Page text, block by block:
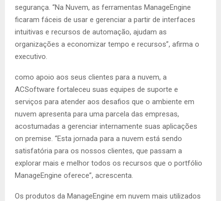
segurança. “Na Nuvem, as ferramentas ManageEngine
ficaram fáceis de usar e gerenciar a partir de interfaces
intuitivas e recursos de automação, ajudam as
organizações a economizar tempo e recursos”, afirma o
executivo.
como apoio aos seus clientes para a nuvem, a
ACSoftware fortaleceu suas equipes de suporte e
serviços para atender aos desafios que o ambiente em
nuvem apresenta para uma parcela das empresas,
acostumadas a gerenciar internamente suas aplicações
on premise. “Esta jornada para a nuvem está sendo
satisfatória para os nossos clientes, que passam a
explorar mais e melhor todos os recursos que o portfólio
ManageEngine oferece”, acrescenta.
Os produtos da ManageEngine em nuvem mais utilizados